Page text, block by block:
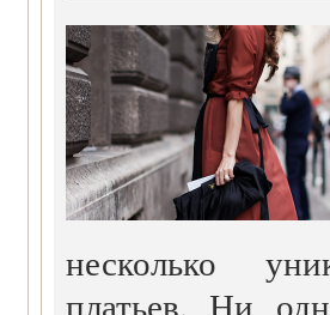
несколько
платьев. Ни